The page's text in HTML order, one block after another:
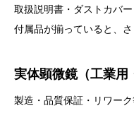
取扱説明書・ダストカバ
付属品が揃っていると、さ
実体顕微鏡（工業用
製造・品質保証・リワー